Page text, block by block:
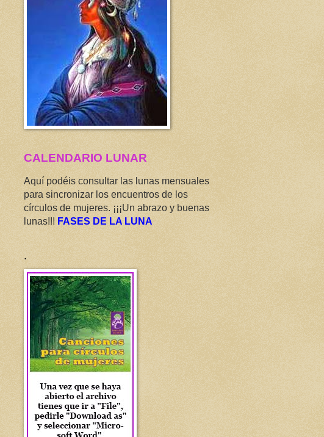
CALENDARIO LUNAR
Aquí podéis consultar las lunas mensuales
para sincronizar los encuentros de los
círculos de mujeres. ¡¡¡Un abrazo y buenas
lunas!!! FASES DE LA LUNA
.